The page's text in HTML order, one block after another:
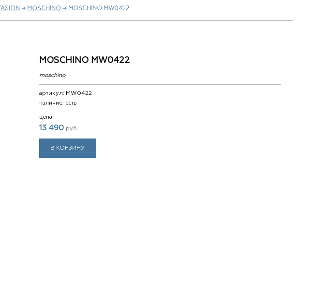
→ MOSCHINO→ MOSCHINO MW0422
MOSCHINO MW0422
moschino
артикул: MW0422
наличие: есть
цена:
13 490 руб.
В КОРЗИНУ